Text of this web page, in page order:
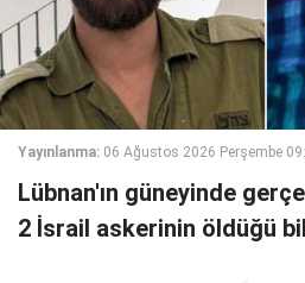
Yayınlanma: 06 Ağustos 2026 Perşembe
Lübnan'ın güneyinde
2 İsrail askerinin öldüğü